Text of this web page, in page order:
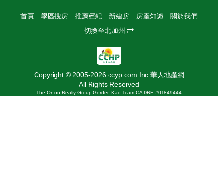
首頁 學區搜房 推薦經紀 新建房 房產知識
關於我們
切換至北加州
Copyright © 2005-2026 ccyp.com Inc.華人地產網
All Rights Reserved
The Onion Realty Group Gorden Kao Team CA DRE #01849444